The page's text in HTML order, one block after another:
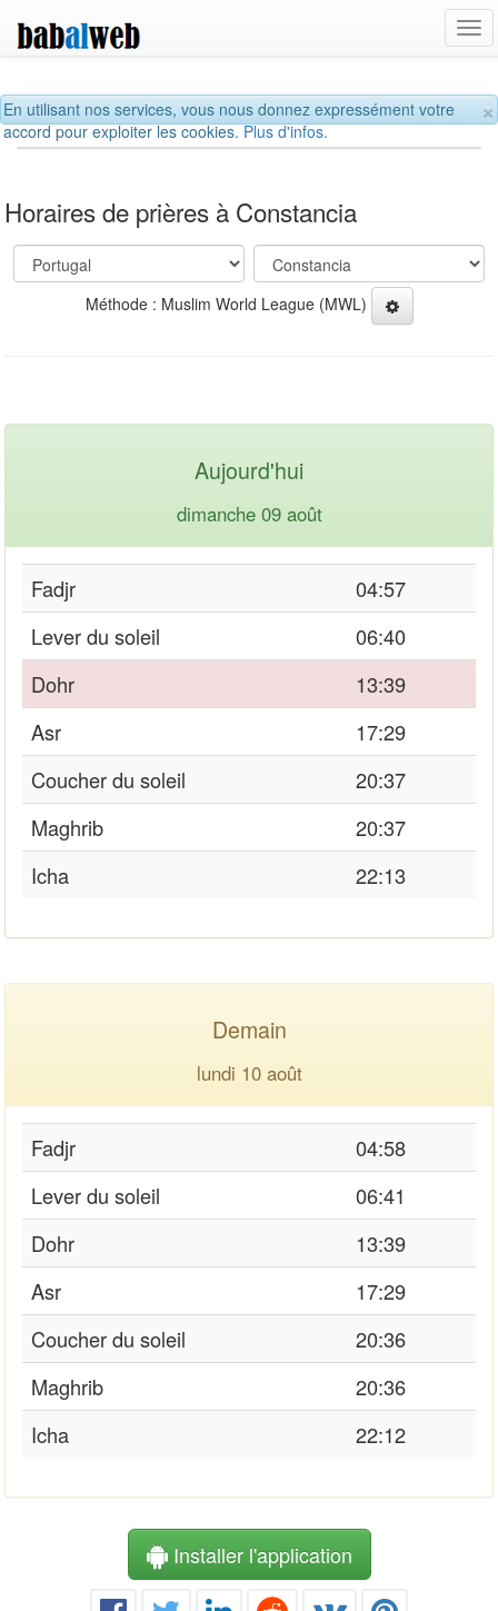
×
En utilisant nos services, vous nous donnez expressément votre
accord pour exploiter les cookies.Plus d'infos.
Horaires de prières à Constancia
Méthode : Muslim World League (MWL)
Aujourd'hui
dimanche 09 août
Fadjr
04:57
Lever du soleil
06:40
Dohr
13:39
Asr
17:29
Coucher du soleil
20:37
Maghrib
20:37
Icha
22:13
Demain
lundi 10 août
Fadjr
04:58
Lever du soleil
06:41
Dohr
13:39
Asr
17:29
Coucher du soleil
20:36
Maghrib
20:36
Icha
22:12
Installer l'application